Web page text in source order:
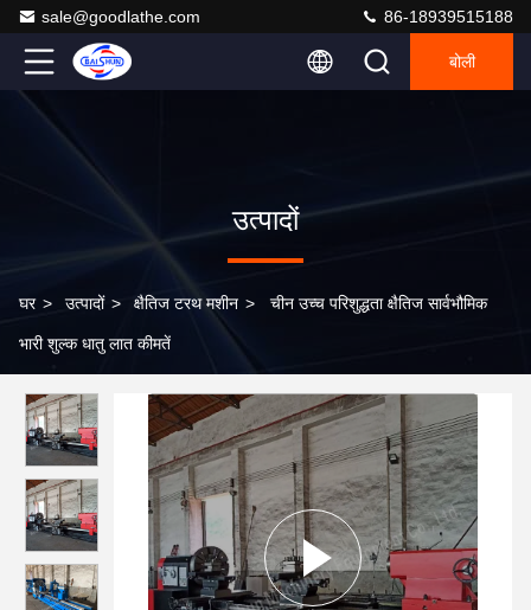
sale@goodlathe.com 86-18939515188
बोली
उत्पादों
घर > उत्पादों > क्षैतिज टरथ मशीन > चीन उच्च परिशुद्धता क्षैतिज सार्वभौमिक
भारी शुल्क धातु लात कीमतें